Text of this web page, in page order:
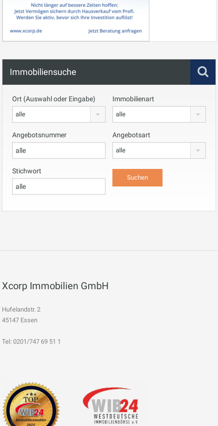
Immobiliensuche
Ort (Auswahl oder Eingabe)
alle
Immobilienart
alle
Angebotsnummer Angebotsart
alle
Stichwort
Xcorp Immobilien GmbH
Hufelandstr. 2
45147 Essen
Tel: 0201/747 69 51 1